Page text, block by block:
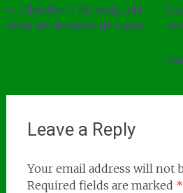
Post
navigation
← Dissabte 7 de maig a la
festa del Roseret de Cercs
Leave a Reply
Your email address will not
Required fields are marked *